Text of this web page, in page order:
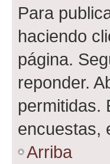
Para
haciendo
página.
reponder.
permitidas.
encuestas,
Arriba